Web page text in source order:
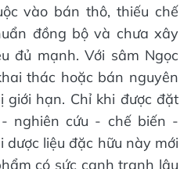
vào bán thô, thiếu chế
đồng bộ và chưa xây
đủ mạnh. Với sâm Ngọc
thác hoặc bán nguyên
giới hạn. Chỉ khi được đặt
nghiên cứu - chế biến -
liệu đặc hữu này mới
có sức cạnh tranh lâu